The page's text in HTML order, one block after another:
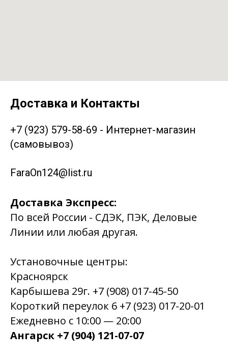
Доставка и Контакты
+7 (923) 579-58-69 - Интернет-магазин
(самовывоз)
FaraOn124@list.ru
Доставка Экспресс:
По всей России - СДЭК, ПЭК, Деловые
Линии или любая другая.
Установочные центры:
Красноярск
Карбышева 29г. +7 (908) 017-45-50
Короткий переулок 6 +7 (923) 017-20-01
Ежедневно с 10:00 — 20:00
Ангарск +7 (904) 121-07-07